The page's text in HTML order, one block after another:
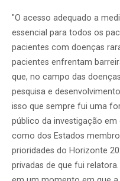
"O acesso adequado a
essencial para todos os
pacientes com doenças
pacientes enfrentam
que, no campo das
pesquisa e
isso que sempre fui uma
público da investigação em
como dos Estados
prioridades do Horizonte
privadas de que fui